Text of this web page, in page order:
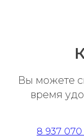
Вы можете
время
8 937 070